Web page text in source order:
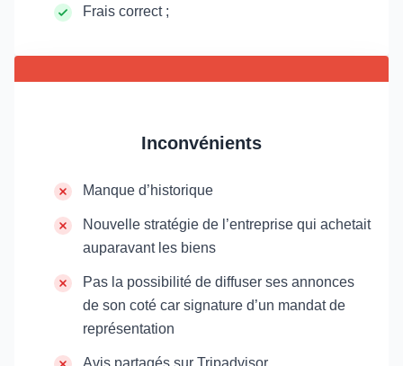
Frais correct ;
Inconvénients
Manque d’historique
Nouvelle stratégie de l’entreprise qui achetait
auparavant les biens
Pas la possibilité de diffuser ses annonces
de son coté car signature d’un mandat de
représentation
Avis partagés sur Tripadvisor